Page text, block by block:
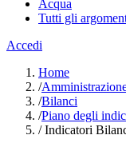
Acqua
Tutti gli
Accedi
Home
/
/Bilanci
/Piano degli
/Indicatori